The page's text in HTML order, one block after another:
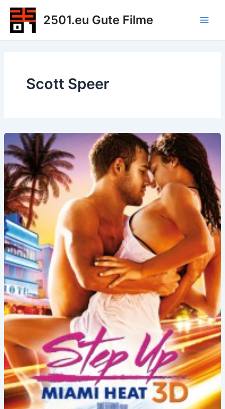
Zum
Inhalt
springen
2501.eu Gute Filme
Scott Speer